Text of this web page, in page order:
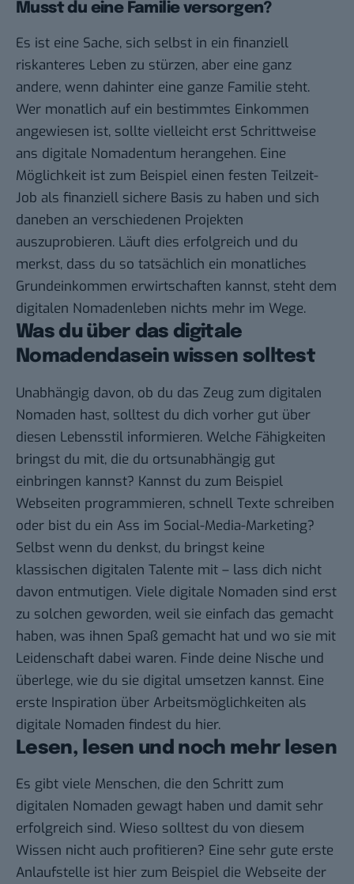
Musst du eine Familie versorgen?
Es ist eine Sache, sich selbst in ein finanziell
riskanteres Leben zu stürzen, aber eine ganz
andere, wenn dahinter eine ganze Familie steht.
Wer monatlich auf ein bestimmtes Einkommen
angewiesen ist, sollte vielleicht erst Schrittweise
ans digitale Nomadentum herangehen. Eine
Möglichkeit ist zum Beispiel einen festen Teilzeit-
Job als finanziell sichere Basis zu haben und sich
daneben an verschiedenen Projekten
auszuprobieren. Läuft dies erfolgreich und du
merkst, dass du so tatsächlich ein monatliches
Grundeinkommen erwirtschaften kannst, steht dem
digitalen Nomadenleben nichts mehr im Wege.
Was du über das digitale
Nomadendasein wissen solltest
Unabhängig davon, ob du das Zeug zum digitalen
Nomaden hast, solltest du dich vorher gut über
diesen Lebensstil informieren. Welche Fähigkeiten
bringst du mit, die du ortsunabhängig gut
einbringen kannst? Kannst du zum Beispiel
Webseiten programmieren, schnell Texte schreiben
oder bist du ein Ass im Social-Media-Marketing?
Selbst wenn du denkst, du bringst keine
klassischen digitalen Talente mit – lass dich nicht
davon entmutigen. Viele digitale Nomaden sind erst
zu solchen geworden, weil sie einfach das gemacht
haben, was ihnen Spaß gemacht hat und wo sie mit
Leidenschaft dabei waren. Finde deine Nische und
überlege, wie du sie digital umsetzen kannst. Eine
erste Inspiration über Arbeitsmöglichkeiten als
digitale Nomaden findest du hier.
Lesen, lesen und noch mehr lesen
Es gibt viele Menschen, die den Schritt zum
digitalen Nomaden gewagt haben und damit sehr
erfolgreich sind. Wieso solltest du von diesem
Wissen nicht auch profitieren? Eine sehr gute erste
Anlaufstelle ist hier zum Beispiel die Webseite der